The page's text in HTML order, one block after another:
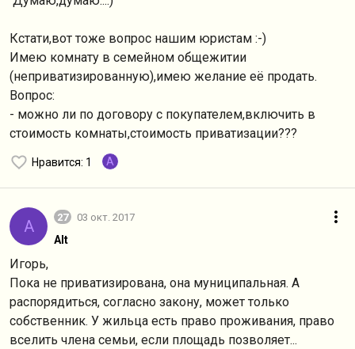
Кстати,вот тоже вопрос нашим юристам :-)
Имею комнату в семейном общежитии
(неприватизированную),имею желание её продать.
Вопрос:
- можно ли по договору с покупателем,включить в
стоимость комнаты,стоимость приватизации???
Нравится: 1 A
A 27 03 окт. 2017
Alt
Игорь,
Пока не приватизирована, она муниципальная. А
распорядиться, согласно закону, может только
собственник. У жильца есть право проживания, право
вселить члена семьи, если площадь позволяет...